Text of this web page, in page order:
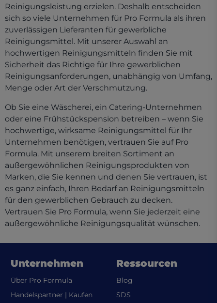
Reinigungsleistung erzielen. Deshalb entscheiden
sich so viele Unternehmen für Pro Formula als ihren
zuverlässigen Lieferanten für gewerbliche
Reinigungsmittel. Mit unserer Auswahl an
hochwertigen Reinigungsmitteln finden Sie mit
Sicherheit das Richtige für Ihre gewerblichen
Reinigungsanforderungen, unabhängig von Umfang,
Menge oder Art der Verschmutzung.
Ob Sie eine Wäscherei, ein Catering-Unternehmen
oder eine Frühstückspension betreiben – wenn Sie
hochwertige, wirksame Reinigungsmittel für Ihr
Unternehmen benötigen, vertrauen Sie auf Pro
Formula. Mit unserem breiten Sortiment an
außergewöhnlichen Reinigungsprodukten von
Marken, die Sie kennen und denen Sie vertrauen, ist
es ganz einfach, Ihren Bedarf an Reinigungsmitteln
für den gewerblichen Gebrauch zu decken.
Vertrauen Sie Pro Formula, wenn Sie jederzeit eine
außergewöhnliche Reinigungsqualität wünschen.
Unternehmen
Über Pro Formula
Handelspartner | Kaufen
Ressourcen
Blog
SDS